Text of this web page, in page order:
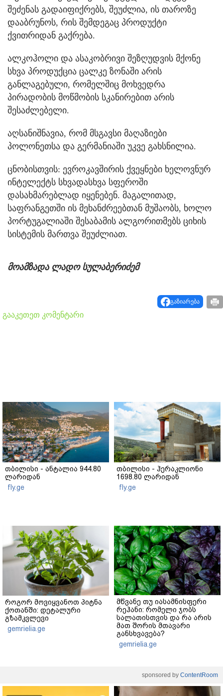
შეძენას გადაიფიქრებს, შეუძლია, ის თაროზე
დააბრუნოს, რის შემდეგაც პროდუქტი
ქვითრიდან გაქრება.
ალკოჰოლი და ასაკობრივი შეზღუდვის მქონე
სხვა პროდუქცია ცალკე ზონაში არის
განლაგებული, რომელშიც მოხვედრა
პირადობის მოწმობის სკანირებით არის
შესაძლებელი.
აღსანიშნავია, რომ მსგავსი მაღაზიები
პოლონეთსა და გერმანიაში უკვე გახსნილია.
ცნობისთვის: ევროკავშირის ქვეყნები ხელოვნურ
ინტელექტს სხვადასხვა სფეროში
დასახმარებლად იყენებენ. მაგალითად,
საფრანგეთში ის მეხანძრეებთან მუშაობს, ხოლო
პორტუგალიაში შესაბამის ალგორითმებს ციხის
სისტემის მართვა შეუძლიათ.
მოამზადა ლადო სულაბერიძემ
გაზიარება
გააკეთეთ კომენტარი
თბილისი - ანტალია 944.80
ლარიდან
fly.ge
თბილისი - ჰერაკლიონი
1698.80 ლარიდან
fly.ge
როგორ მოვიყვანოთ პიტნა
ქოთანში: დეტალური
გზამკვლევი
gemrielia.ge
მწვანე თუ იასამნისფერი
რეჰანი: რომელი ჯობს
სალათისთვის და რა არის
მათ შორის მთავარი
განსხვავება?
gemrielia.ge
sponsored by ContentRoom